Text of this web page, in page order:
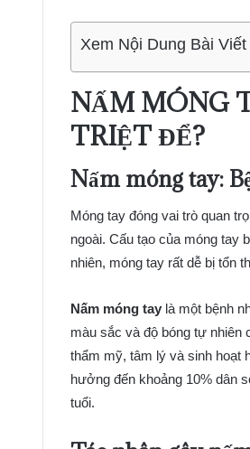
Xem Nội Dung Bài Viết
NẤM MÓNG
TRIỆT ĐỂ?
Nấm móng tay:
Móng tay đóng vai trò quan
ngoài. Cấu tạo của móng tay
nhiên, móng tay rất dễ bị tổn
Nấm móng tay là một bệnh
màu sắc và độ bóng tự nhiên
thẩm mỹ, tâm lý và sinh hoạt
hưởng đến khoảng 10% dân
tuổi.